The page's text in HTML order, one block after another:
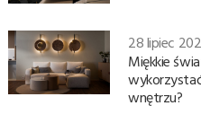
28 lipiec
Miękkie
wnętrzu?